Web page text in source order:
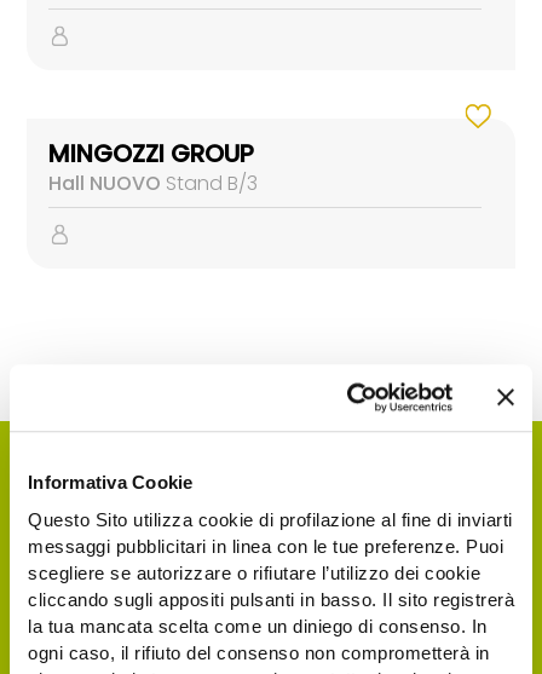
Informativa Cookie
Questo Sito utilizza cookie di profilazione al fine di inviarti
messaggi pubblicitari in linea con le tue preferenze. Puoi
scegliere se autorizzare o rifiutare l’utilizzo dei cookie
cliccando sugli appositi pulsanti in basso. Il sito registrerà
la tua mancata scelta come un diniego di consenso. In
ogni caso, il rifiuto del consenso non comprometterà in
MINGOZZI GROUP
Hall NUOVO Stand B/3